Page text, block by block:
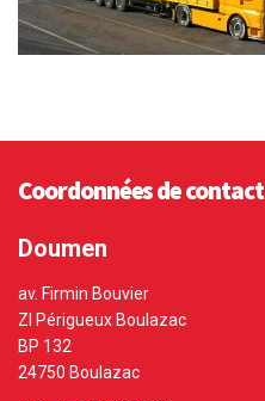
Coordonnées de contact
Doumen
av. Firmin Bouvier
ZI Périgueux Boulazac
BP 132
24750 Boulazac